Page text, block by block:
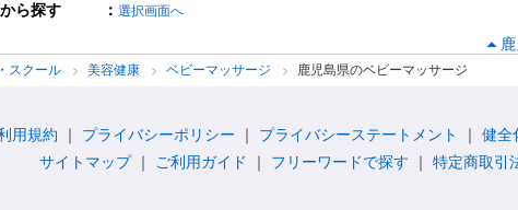
ら探す ： 選択画面へ
スクール 美容健康 ベビーマッサージ 鹿児島県のベビーマッサージ
用規約 プライバシーポリシー プライバシーステートメント 健全
サイトマップ
ご利用ガイド フリーワードで探す 特定商取引